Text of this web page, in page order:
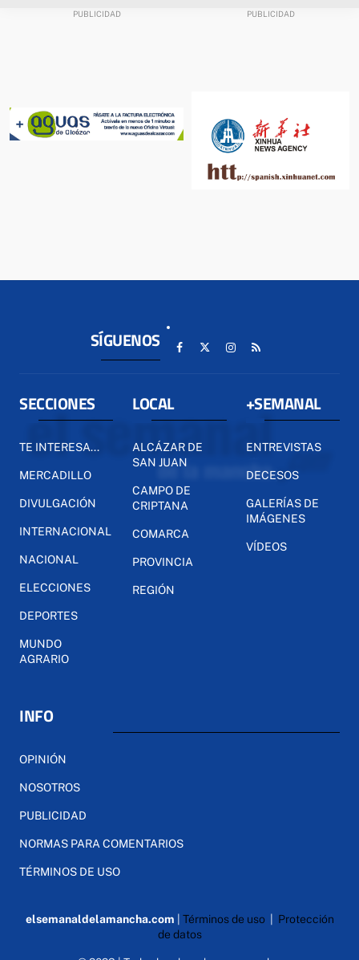
SÍGUENOS
SECCIONES
TE INTERESA...
MERCADILLO
DIVULGACIÓN
INTERNACIONAL
NACIONAL
ELECCIONES
DEPORTES
MUNDO
AGRARIO
LOCAL
ALCÁZAR DE
SAN JUAN
CAMPO DE
CRIPTANA
COMARCA
PROVINCIA
REGIÓN
+SEMANAL
ENTREVISTAS
DECESOS
GALERÍAS DE
IMÁGENES
VÍDEOS
INFO
OPINIÓN
NOSOTROS
PUBLICIDAD
NORMAS PARA COMENTARIOS
TÉRMINOS DE USO
elsemanaldelamancha.com Términos de uso| Protección
de datos